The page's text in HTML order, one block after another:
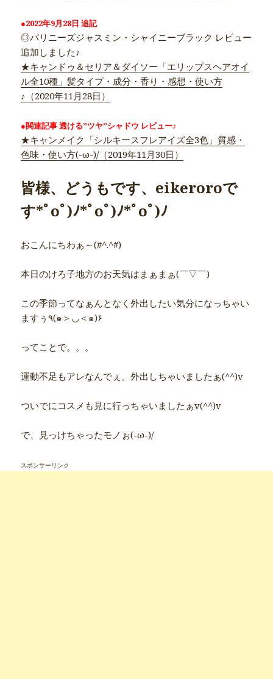
●2022年9月28日 追記
◎バリニーズジャスミン・シャイニーブラック レビュー
追加しました♪
★キャンドゥ＆セリア＆ダイソー「エリップスヘアオイ
ル全10種」髪タイプ・成分・香り・感想・使い方
♪（2020年11月28日）
●関連記事 透ける”ツヤ”シャドウ レビュー♪
★キャンメイク「シルキースフレアイズ全3色」質感・
色味・使い方(-ω-)/（2019年11月30日）
皆様、どうもです、eikeroroで
す*ﾟoﾟ)ﾉ*ﾟoﾟ)ﾉ*ﾟoﾟ)ﾉ
おこんにちわぁ～(#^.^#)
本日のけろ子地方のお天気はまぁまぁ(￣▽￣)
この季節ってなぁんとなく外出したい気分になっちゃい
ますぅ٩(๑＞◡＜๑)۶
ってことで。。。
運動不足もアレなんでぇ、外出しちゃいましたぁ(^^)v
ついでにコスメも見に行っちゃいましたぁv(^^)v
で、見っけちゃったモノぉ(-ω-)/
スポンサーリンク